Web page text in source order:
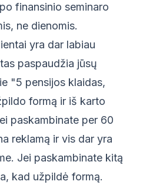
finansinio seminaro
ne dienomis.
yra dar labiau
paspaudžia jūsų
"5 pensijos klaidas,
formą ir iš karto
paskambinate per 60
reklamą ir vis dar yra
Jei paskambinate kitą
kad užpildė formą.